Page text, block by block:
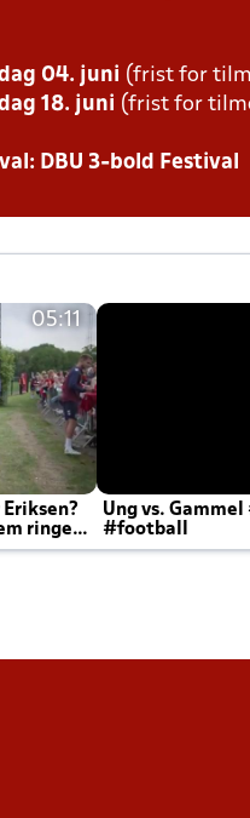
04. juni (frist for
18. juni (frist for
DBU 3-bold Festival
05:11
ringer
Ung vs.
#football